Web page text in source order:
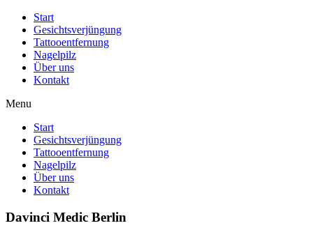
Start
Gesichtsverjüngung
Tattooentfernung
Nagelpilz
Über uns
Kontakt
Menu
Start
Gesichtsverjüngung
Tattooentfernung
Nagelpilz
Über uns
Kontakt
Davinci Medic Berlin